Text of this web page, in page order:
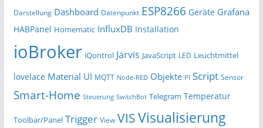
Darstellung Dashboard Datenpunkt ESP8266 Geräte Grafana
HABPanel Homematic InfluxDB Installation
ioBroker iQontrol Jarvis JavaScript LED Leuchtmittel
lovelace Material UI MQTT Node-RED Objekte PI Script Sensor
Smart-Home Steuerung SwitchBot Telegram Temperatur
Toolbar/Panel Trigger View VISVisualisierung